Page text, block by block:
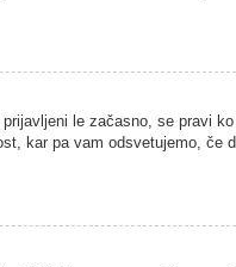
le začasno, se pravi
kar pa vam odsvetujemo,